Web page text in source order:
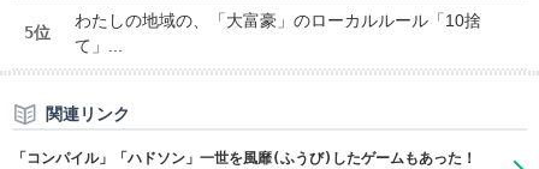
5位
わたしの地域の、「大富豪」のローカルルール「10捨
て」...
関連リンク
「コンパイル」「ハドソン」一世を風靡(ふうび)したゲームもあった！